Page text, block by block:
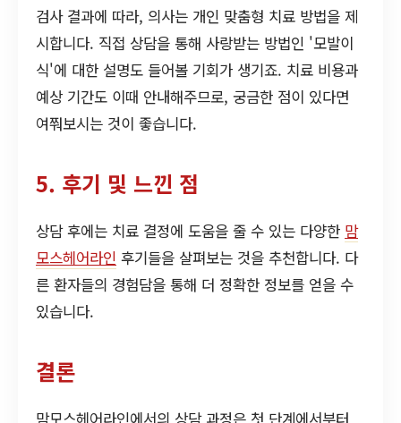
검사 결과에 따라, 의사는 개인 맞춤형 치료 방법을 제
시합니다. 직접 상담을 통해 사랑받는 방법인 '모발이
식'에 대한 설명도 들어볼 기회가 생기죠. 치료 비용과
예상 기간도 이때 안내해주므로, 궁금한 점이 있다면
여쭤보시는 것이 좋습니다.
5. 후기 및 느낀 점
상담 후에는 치료 결정에 도움을 줄 수 있는 다양한 맘
모스헤어라인 후기들을 살펴보는 것을 추천합니다. 다
른 환자들의 경험담을 통해 더 정확한 정보를 얻을 수
있습니다.
결론
맘모스헤어라인에서의 상담 과정은 첫 단계에서부터